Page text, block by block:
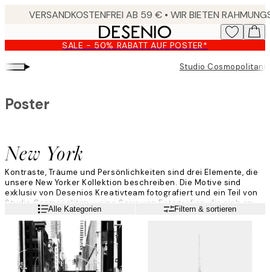
content.
SALE - 50% RABATT AUF POSTER*
▸ Studio Cosmopolitan
New York
Poster
Kontraste, Träume und Persönlichkeiten sind drei Elemente, die
unsere New Yorker Kollektion beschreiben. Die Motive sind
exklusiv von Desenios Kreativteam fotografiert und ein Teil von
Studio Cosmopolitan – eine Serie von Fotografien, die sich an
echte Kosmopoliten wendet.
WeiterlesenAlle Kategorien Filtern & sortieren